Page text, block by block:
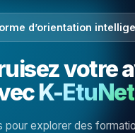
d’orientation
votre
K-EtuNet
pour explorer des